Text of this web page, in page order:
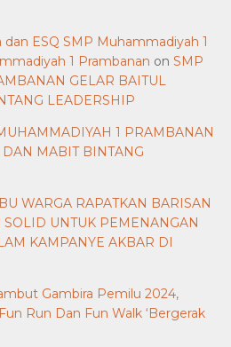
ESQ SMP Muhammadiyah 1
1 Prambanan on SMP
GELAR BAITUL
LEADERSHIP
1 PRAMBANAN
MABIT BINTANG
WARGA RAPATKAN BARISAN
UNTUK PEMENANGAN
KAMPANYE AKBAR DI
Gambira Pemilu 2024,
Run Dan Fun Walk ‘Bergerak